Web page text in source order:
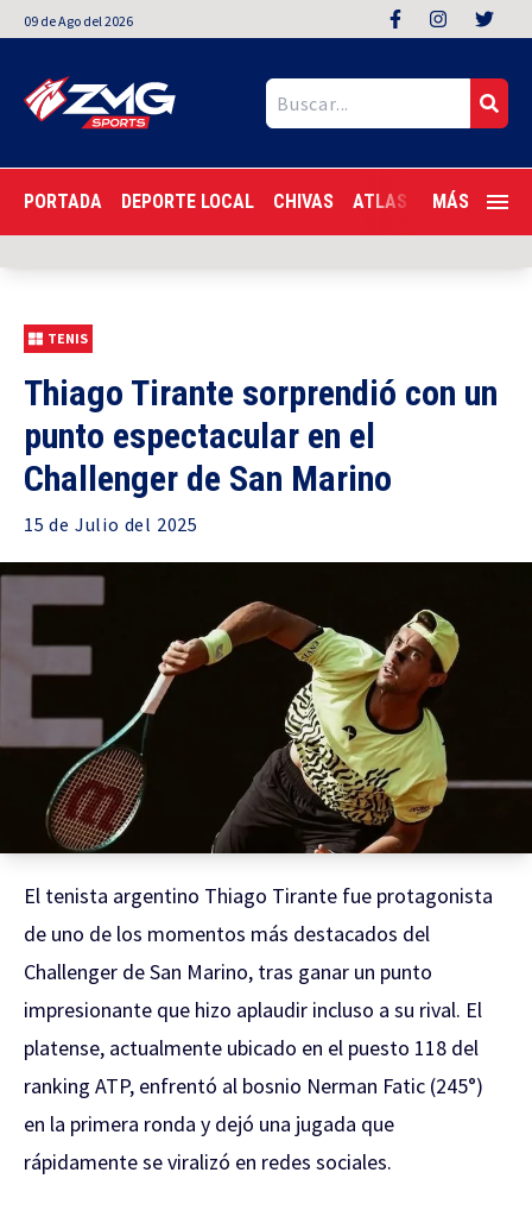
09 deAgo del 2026
PORTADA DEPORTE LOCAL CHIVAS ATLAS LIGA MX
MÁS
TENIS
Thiago Tirante sorprendió con un
punto espectacular en el
Challenger de San Marino
15 de Julio del 2025
El tenista argentino Thiago Tirante fue protagonista
de uno de los momentos más destacados del
Challenger de San Marino, tras ganar un punto
impresionante que hizo aplaudir incluso a su rival. El
platense, actualmente ubicado en el puesto 118 del
ranking ATP, enfrentó al bosnio Nerman Fatic (245°)
en la primera ronda y dejó una jugada que
rápidamente se viralizó en redes sociales.